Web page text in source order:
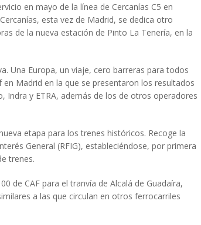
en mayo de la línea de Cercanías C5 en
esta vez de Madrid, se dedica otro
de la nueva estación de Pinto La Tenería, en la
Una Europa, un viaje, cero barreras para todos
Madrid en la que se presentaron los resultados
Indra y ETRA, además de los de otros operadores
etapa para los trenes históricos. Recoge la
General (RFIG), estableciéndose, por primera
trenes.
de CAF para el tranvía de Alcalá de Guadaíra,
a las que circulan en otros ferrocarriles